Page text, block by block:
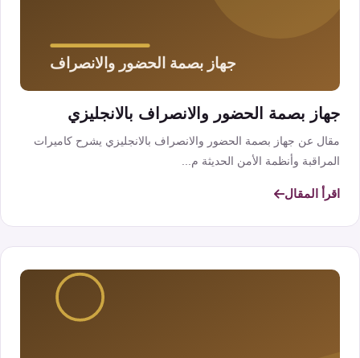
جهاز بصمة الحضور والانصراف بالانجليزي
مقال عن جهاز بصمة الحضور والانصراف بالانجليزي يشرح كاميرات
المراقبة وأنظمة الأمن الحديثة م...
اقرأ المقال